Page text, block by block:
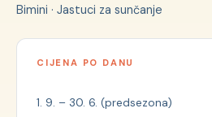
Bimini · Jastuci za sunčanje
CIJENA PO DANU
1. 9. – 30. 6. (predsezona)